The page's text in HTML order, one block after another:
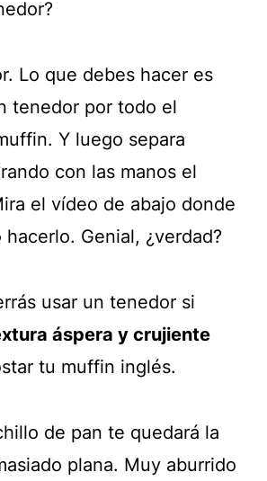
Lo que debes hacer es
tenedor por todo el
Y luego separa
con las manos el
el vídeo de abajo donde
Genial, ¿verdad?
usar un tenedor si
áspera y crujiente
tu muffin inglés.
de pan te quedará la
plana. Muy aburrido